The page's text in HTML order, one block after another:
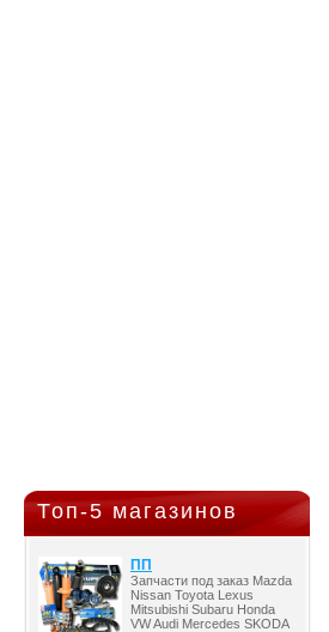
Топ-5 магазинов
ПП
Запчасти под заказ Mazda
Nissan Toyota Lexus
Mitsubishi Subaru Honda
VW Audi Mercedes SKODA